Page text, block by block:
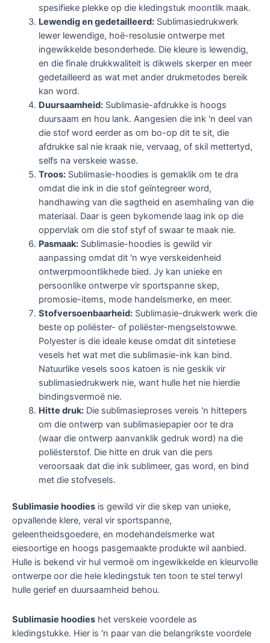
spesifieke plekke op die kledingstuk moontlik maak.
Lewendig en gedetailleerd:Sublimasiedrukwerk
lewer lewendige, hoë-resolusie ontwerpe met
ingewikkelde besonderhede. Die kleure is lewendig,
en die finale drukkwaliteit is dikwels skerper en meer
gedetailleerd as wat met ander drukmetodes bereik
kan word.
Duursaamheid:Sublimasie-afdrukke is hoogs
duursaam en hou lank. Aangesien die ink 'n deel van
die stof word eerder as om bo-op dit te sit, die
afdrukke sal nie kraak nie, vervaag, of skil mettertyd,
selfs na verskeie wasse.
Troos:Sublimasie-hoodies is gemaklik om te dra
omdat die ink in die stof geïntegreer word,
handhawing van die sagtheid en asemhaling van die
materiaal. Daar is geen bykomende laag ink op die
oppervlak om die stof styf of swaar te maak nie.
Pasmaak:Sublimasie-hoodies is gewild vir
aanpassing omdat dit 'n wye verskeidenheid
ontwerpmoontlikhede bied. Jy kan unieke en
persoonlike ontwerpe vir sportspanne skep,
promosie-items, mode handelsmerke, en meer.
Stofversoenbaarheid:Sublimasie-drukwerk werk die
beste op poliëster- of poliëster-mengselstowwe.
Polyester is die ideale keuse omdat dit sintetiese
vesels het wat met die sublimasie-ink kan bind.
Natuurlike vesels soos katoen is nie geskik vir
sublimasiedrukwerk nie, want hulle het nie hierdie
bindingsvermoë nie.
Hitte druk:Die sublimasieproses vereis 'n hittepers
om die ontwerp van sublimasiepapier oor te dra
(waar die ontwerp aanvanklik gedruk word) na die
poliësterstof. Die hitte en druk van die pers
veroorsaak dat die ink sublimeer, gas word, en bind
met die stofvesels.
Sublimasie hoodies is gewild vir die skep van unieke,
opvallende klere, veral vir sportspanne,
geleentheidsgoedere, en modehandelsmerke wat
eiesoortige en hoogs pasgemaakte produkte wil aanbied.
Hulle is bekend vir hul vermoë om ingewikkelde en kleurvolle
ontwerpe oor die hele kledingstuk ten toon te stel terwyl
hulle gerief en duursaamheid behou.
Sublimasie hoodies het verskeie voordele as
kledingstukke. Hier is 'n paar van die belangrikste voordele